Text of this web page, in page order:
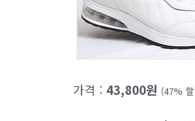
가격 : 43,800원 (47%